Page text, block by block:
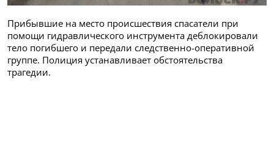
Прибывшие на место происшествия спасатели при
помощи гидравлического инструмента деблокировали
тело погибшего и передали следственно-оперативной
группе. Полиция устанавливает обстоятельства
трагедии.